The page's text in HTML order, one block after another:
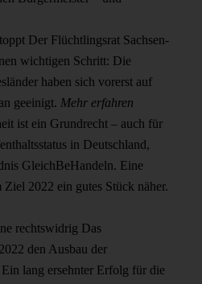
Der Flüchtlingsrat Sachsen-
wichtigen Schritt: Die
haben sich vorerst auf
geeinigt. Mehr erfahren
ist ein Grundrecht – auch für
in Deutschland,
GleichBeHandeln. Eine
2022 ein gutes Stück näher.
rechtswidrig Das
den Ausbau der
lang ersehnter Erfolg für die